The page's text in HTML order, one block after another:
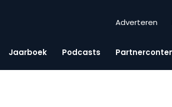
Adverteren
Jaarboek Podcasts